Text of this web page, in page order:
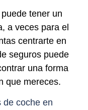
tener un
a veces para el
centrarte en
seguros puede
una forma
que mereces.
de coche en